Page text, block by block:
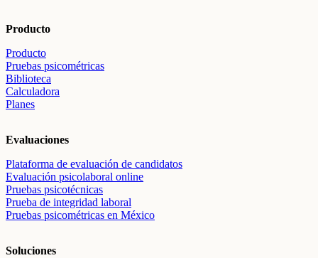
Producto
Producto
Pruebas psicométricas
Biblioteca
Calculadora
Planes
Evaluaciones
Plataforma de evaluación de candidatos
Evaluación psicolaboral online
Pruebas psicotécnicas
Prueba de integridad laboral
Pruebas psicométricas en México
Soluciones